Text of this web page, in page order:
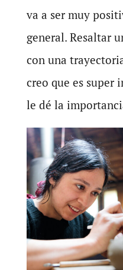
va a ser muy
general. Resaltar
con una
creo que es super
le dé la